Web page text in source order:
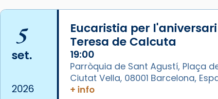
Imatge: Generada amb IA
(OpenAI)
Video
View on Facebook
Arquebisbat de Barcelona
1 week ago
5
set.
2026
Eucaristia per
Teresa de Calcuta
19:00
Parròquia de Sant Agustí, Plaça
Ciutat Vella, 08001 Barcelona,
+ info